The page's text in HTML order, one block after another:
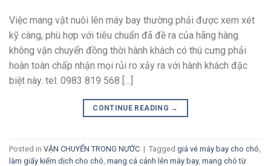
Việc mang vật nuôi lên máy bay thường phải được xem xét
kỹ càng, phù hợp với tiêu chuẩn đã đề ra của hãng hàng
không vận chuyển đồng thời hành khách có thú cưng phải
hoàn toàn chấp nhận mọi rủi ro xảy ra với hành khách đặc
biệt này. tel: 0983 819 568 […]
CONTINUE READING →
Posted in VẬN CHUYỂN TRONG NƯỚC | Tagged giá vé máy bay cho chó
làm giấy kiểm dịch cho chó mang cá cảnh lên máy bay, mang chó từ